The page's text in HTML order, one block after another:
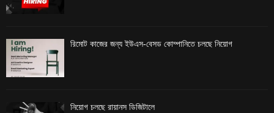
রিমোট কাজের জন্য ইউএস-বেসড কোম্পানিতে চলছে নিয়োগ
নিয়োগ চলছে রায়ানস ডিজিটালে